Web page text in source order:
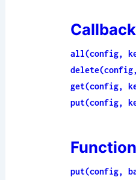
all(config,
get(config,
put(config,
put(config,